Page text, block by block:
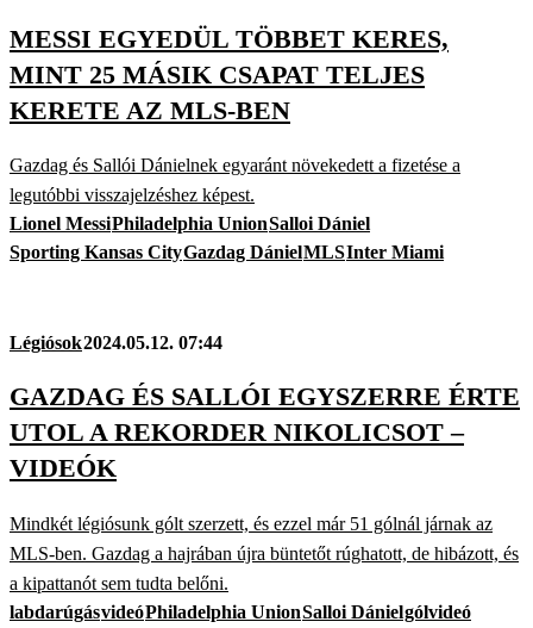
MESSI EGYEDÜL TÖBBET KERES,
MINT 25 MÁSIK CSAPAT TELJES
KERETE AZ MLS-BEN
Gazdag és Sallói Dánielnek egyaránt növekedett a fizetése a
legutóbbi visszajelzéshez képest.
Lionel MessiPhiladelphia UnionSalloi Dániel
Sporting Kansas CityGazdag DánielMLSInter Miami
Légiósok2024.05.12. 07:44
GAZDAG ÉS SALLÓI EGYSZERRE ÉRTE
UTOL A REKORDER NIKOLICSOT –
VIDEÓK
Mindkét légiósunk gólt szerzett, és ezzel már 51 gólnál járnak az
MLS-ben. Gazdag a hajrában újra büntetőt rúghatott, de hibázott, és
a kipattanót sem tudta belőni.
labdarúgásvideóPhiladelphia UnionSalloi Dánielgólvideó